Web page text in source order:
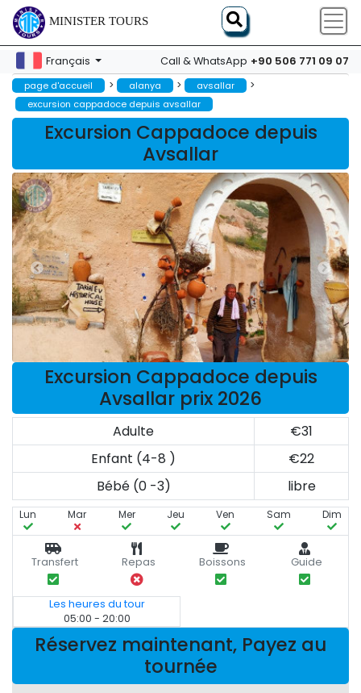
MINISTER TOURS
Français Call & WhatsApp +90 506 771 09 07
page d'accueil > alanya > avsallar >
excursion cappadoce depuis avsallar
Excursion Cappadoce depuis
Avsallar
Excursion Cappadoce depuis
Avsallar prix 2026
Adulte
€31
Enfant (4-8 )
€22
Bébé (0 -3)
libre
Lun Mar Mer Jeu Ven Sam Dim
Transfert Repas Boissons Guide
Les heures du tour
05:00 - 20:00
Réservez maintenant, Payez au
tournée